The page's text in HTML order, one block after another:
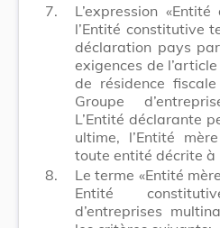
7.
L’expression
l’Entité constitutive
déclaration pays
exigences de
de résidence
Groupe
L’Entité déclarante
ultime, l’Entité
toute entité décrite à
8.
Le terme «Entité
Entité
d’entreprises